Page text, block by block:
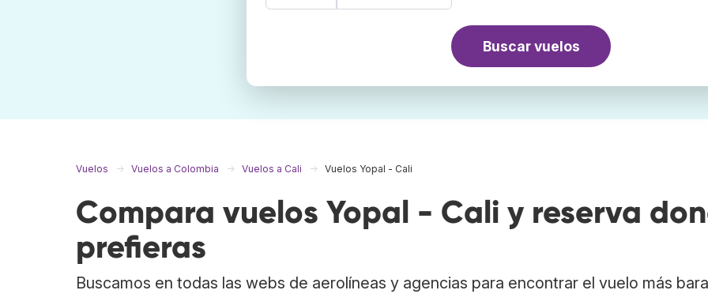
Buscar vuelos
Vuelos Vuelos a Colombia Vuelos a Cali Vuelos Yopal - Cali
Compara vuelos Yopal - Cali y reserva
prefieras
Buscamos en todas las webs de aerolíneas y agencias para encontrar el vuelo más